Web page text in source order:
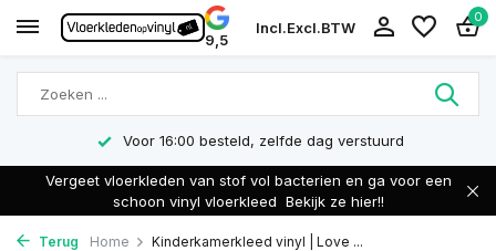
9,5
Incl.Excl.BTW
0
Voor 16:00 besteld, zelfde dag verstuurd
Vergeet vloerkleden van stof vol bacterien en ga voor een
schoon vinyl vloerkleed Bekijk ze hier!!
Terug Home Kinderkamerkleed vinyl | Love ...